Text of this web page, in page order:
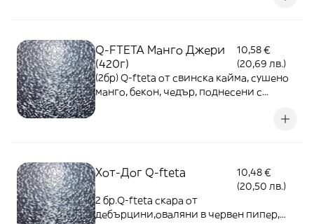
Q-FTETA Mанго Джери
(420г)
10,58 €
(20,69 лв.)
(2бр) Q-fteta от свинска кайма, сушено
манго, бекон, чедър, поднесени с
Хот-Дог Q-fteta
10,48 €
(20,50 лв.)
2 бр.Q-fteta скара от
дебърцини,оваляни в червен пипер,